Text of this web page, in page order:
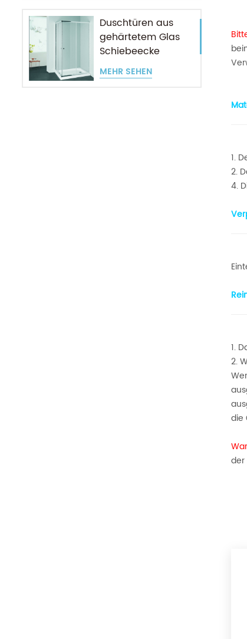
Duschtüren aus
gehärtetem Glas
Schiebeecke
Eingang
MEHR SEHEN
1.
2.
4.
1.
2.
die
der